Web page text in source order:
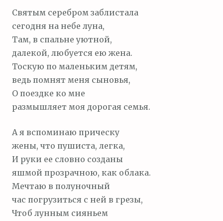
Святым серебром заблистала
сегодня на небе луна,
Там, в спальне уютной,
далекой, любуется ею жена.
Тоскую по маленьким детям,
ведь помнят меня сыновья,
О поездке ко мне
размышляет моя дорогая семья.
А я вспоминаю прическу
жены, что пушиста, легка,
И руки ее словно созданы
яшмой прозрачною, как облака.
Мечтаю в полуночный
час погрузиться с ней в грезы,
Чтоб лунным сияньем